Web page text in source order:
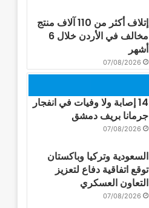
إتلاف أكثر من 110 آلاف منتج
مخالف في الأردن خلال 6
أشهر
07/08/2026
14 إصابة ولا وفيات في انفجار
جرمانا بريف دمشق
07/08/2026
السعودية وتركيا وباكستان
توقع اتفاقية دفاع لتعزيز
التعاون العسكري
07/08/2026